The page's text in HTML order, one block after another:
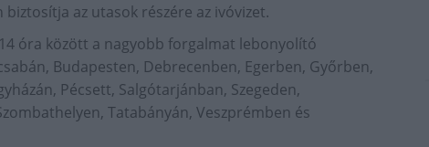
az utasok részére az ivóvizet.
óra között a nagyobb forgalmat lebonyolító
Budapesten, Debrecenben, Egerben, Győrben,
Pécsett, Salgótarjánban, Szegeden,
Tatabányán, Veszprémben és